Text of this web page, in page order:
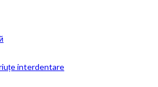
interdentare